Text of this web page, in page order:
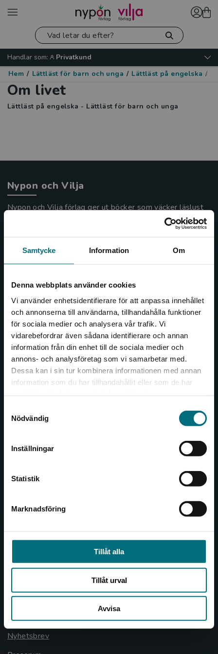
Samtycke Information Om
Denna webbplats använder cookies
Vi använder enhetsidentifierare för att anpassa innehållet
och annonserna till användarna, tillhandahålla funktioner
för sociala medier och analysera vår trafik. Vi
vidarebefordrar även sådana identifierare och annan
information från din enhet till de sociala medier och
annons- och analysföretag som vi samarbetar med.
Dessa kan i sin tur kombinera informationen med annan
information som du har tillhandahållit eller som de har
Nödvändig
Inställningar
Statistik
Marknadsföring
Tillåt alla
Tillåt urval
Avvisa
Begränsad fraktregion
Det verkar som att du besöker
Sverige. För att kunna slutföra ett köp måste
Handlar som:
Privatkund
Hem / Lättläst för barn och unga / Lättläst på engelska /
Om livet
Lättläst på engelska - Lättläst för barn och unga
Nypon och Vilja
Nypon och Vilja förlag ger ut böcker som väcker läslust
och öppnar dörren till nya världar och möjligheter för
Kontakta oss
Kontakta oss
046-31 20 00
Box 141
221 00 Lund
Besöksadress:
Åkergränden 1
226 60 Lund
Kundservice
046-31 21 00
Om oss
Cookies
GDPR och personuppgifter
Lediga tjänster
Nyhetsbrev